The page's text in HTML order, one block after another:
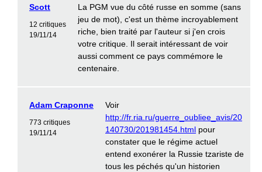
Scott
12 critiques
19/11/14
La PGM vue du côté russe en somme (sans
jeu de mot), c'est un thème incroyablement
riche, bien traité par l'auteur si j'en crois
votre critique. Il serait intéressant de voir
aussi comment ce pays commémore le
centenaire.
Adam Craponne
773 critiques
19/11/14
Voir
http://fr.ria.ru/guerre_oubliee_avis/20
140730/201981454.html pour
constater que le régime actuel
entend exonérer la Russie tzariste de
tous les péchés qu'un historien